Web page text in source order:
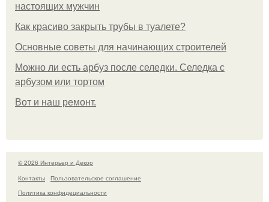
настоящих мужчин
Как красиво закрыть трубы в туалете?
Основные советы для начинающих строителей
Можно ли есть арбуз после селедки. Селедка с
арбузом или тортом
Boт и наш ремoнт.
© 2026 Интерьер и Декор
Контакты
Пользовательское соглашение
Политика конфидециальности